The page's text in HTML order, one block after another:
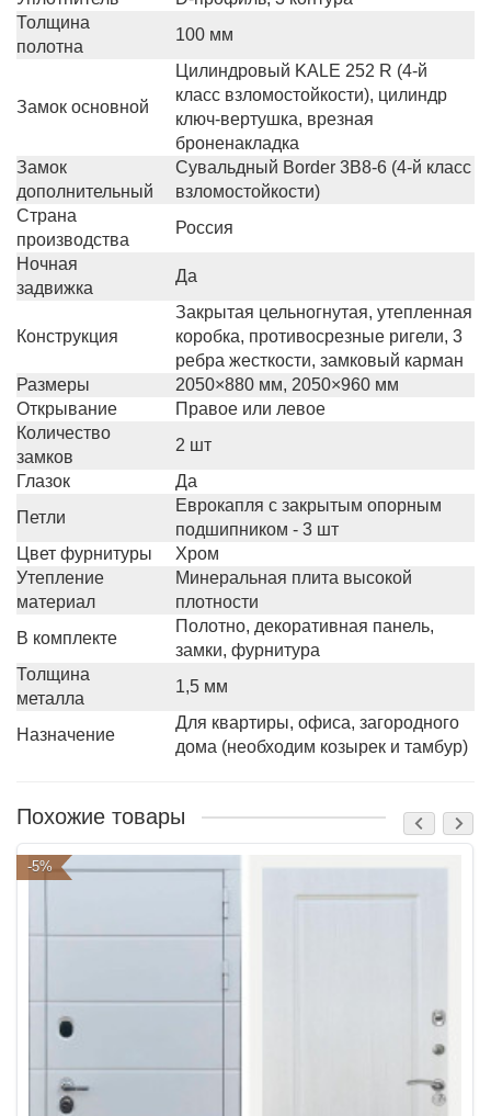
Толщина
полотна
100 мм
Замок основной
Цилиндровый KALE 252 R (4-й
класс взломостойкости), цилиндр
ключ-вертушка, врезная
броненакладка
Замок
дополнительный
Сувальдный Border 3B8-6 (4-й класс
взломостойкости)
Страна
производства
Россия
Ночная
задвижка
Да
Конструкция
Закрытая цельногнутая, утепленная
коробка, противосрезные ригели, 3
ребра жесткости, замковый карман
Размеры
2050×880 мм, 2050×960 мм
Открывание
Правое или левое
Количество
замков
2 шт
Глазок
Да
Петли
Еврокапля с закрытым опорным
подшипником - 3 шт
Цвет фурнитуры
Хром
Утепление
материал
Минеральная плита высокой
плотности
В комплекте
Полотно, декоративная панель,
замки, фурнитура
Толщина
металла
1,5 мм
Назначение
Для квартиры, офиса, загородного
дома (необходим козырек и тамбур)
Похожие товары
-5%